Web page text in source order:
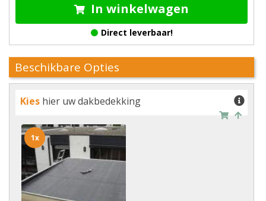
In winkelwagen
Direct leverbaar!
Beschikbare Opties
Kies hier uw dakbedekking
1x